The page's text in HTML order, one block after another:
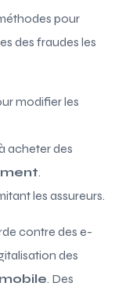
pour
des fraudes les
modifier les
acheter des
.
les assureurs.
contre des e-
des
. Des